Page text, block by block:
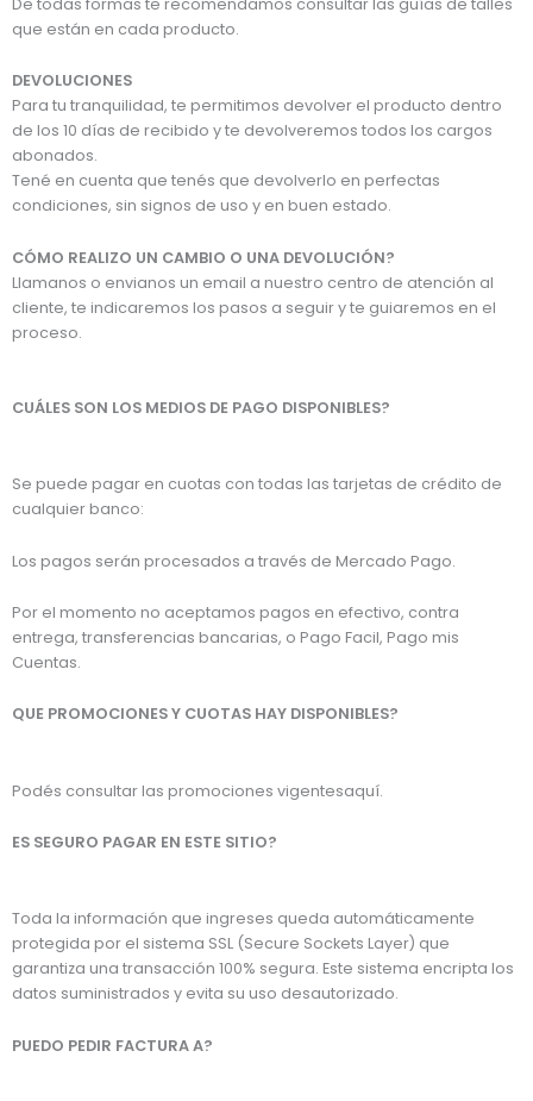
De todas formas te recomendamos consultar las guías de talles
que están en cada producto.
DEVOLUCIONES
Para tu tranquilidad, te permitimos devolver el producto dentro
de los 10 días de recibido y te devolveremos todos los cargos
abonados.
Tené en cuenta que tenés que devolverlo en perfectas
condiciones, sin signos de uso y en buen estado.
CÓMO REALIZO UN CAMBIO O UNA DEVOLUCIÓN?
Llamanos o envianos un email a nuestro centro de atención al
cliente, te indicaremos los pasos a seguir y te guiaremos en el
proceso.
CUÁLES SON LOS MEDIOS DE PAGO DISPONIBLES?
Se puede pagar en cuotas con todas las tarjetas de crédito de
cualquier banco:
Los pagos serán procesados a través de Mercado Pago.
Por el momento no aceptamos pagos en efectivo, contra
entrega, transferencias bancarias, o Pago Facil, Pago mis
Cuentas.
QUE PROMOCIONES Y CUOTAS HAY DISPONIBLES?
Podés consultar las promociones vigentesaquí.
ES SEGURO PAGAR EN ESTE SITIO?
Toda la información que ingreses queda automáticamente
protegida por el sistema SSL (Secure Sockets Layer) que
garantiza una transacción 100% segura. Este sistema encripta los
datos suministrados y evita su uso desautorizado.
PUEDO PEDIR FACTURA A?